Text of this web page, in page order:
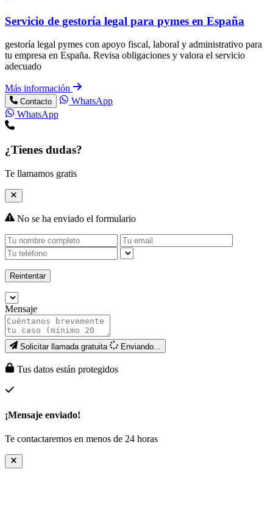
Servicio de gestoría legal para pymes en España
gestoría legal pymes con apoyo fiscal, laboral y administrativo para
tu empresa en España. Revisa obligaciones y valora el servicio
adecuado
Más información
Contacto
WhatsApp
WhatsApp
¿Tienes dudas?
Te llamamos gratis
No se ha enviado el formulario
Reintentar
Mensaje
Solicitar llamada gratuita Enviando...
Tus datos están protegidos
¡Mensaje enviado!
Te contactaremos en menos de 24 horas